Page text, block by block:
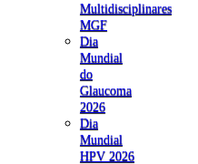
Multidisciplinares
MGF
Dia
Mundial
do
Glaucoma
2026
Dia
Mundial
HPV 2026